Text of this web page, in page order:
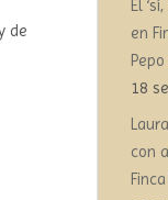
de
El
en
18
con